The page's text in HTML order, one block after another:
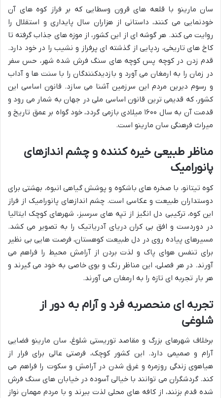
سان مارینو با قلعه های قرون وسطایی که بر فراز کوه های آن
خودنمایی می کنند، داستانی از هزاران سال پایداری و استقلال را
روایت می کند. هر گوشه ای از این کشور، از موزه های جذاب گرفته تا
کاخ های تاریخی، ردپایی از گذشته ای پرفراز و نشیب را در خود دارد.
قدم زدن در کوچه پس کوچه های سنگ فرش شده شهر، حس سفر
در زمان را به ارمغان می آورد و بازدیدکنندگان را با سنت ها و آداب
و رسوم دیرین مردم این سرزمین آشنا می سازد. قانون اساسی این
کشور، که قدیمی ترین قانون اساسی ملی در جهان به شمار می رود و
قدمت آن به سال ۱۶۰۰ میلادی بازمی گردد، خود گواه بر عمق تاریخ و
میراث فرهنگی سان مارینو است.
مناظر طبیعی خیره کننده و چشم اندازهای
پانورامیک
کوه تیتانو، با صخره های باشکوه و پوشش گیاهی انبوه، بهشتی برای
دوستداران طبیعت و عکاسی است. چشم اندازهای پانورامیک از فراز
این کوه، ترکیبی دل انگیز از تپه های سرسبز، شهرهای کوچک ایتالیا
در دوردست و افق بی کران دریای آدریاتیک را به تصویر می کشد.
مسیرهای پیاده روی در دل طبیعت کوهستان، فرصت هایی بی نظیر
برای تنفس هوای پاک و لذت بردن از آرامش محیط را فراهم می
آورند. در هر فصلی، این مناظر رنگ و بوی خاصی به خود می گیرند و
هر بار تجربه ای تازه را به ارمغان می آورند.
تجربه ای منحصربه فرد و آرام به دور از
شلوغی
برخلاف شهرهای بزرگ و مقاصد توریستی شلوغ، سان مارینو فضایی
آرام و صمیمی دارد. این کشور کوچک، فرصتی عالی برای فرار از
هیاهوی زندگی روزمره و غرق شدن در آرامش و سکوت را فراهم می
کند. گردشگران می توانند با خیالی آسوده در خیابان های سنگ فرش
شده قدم بزنند، از کافه های محلی لذت ببرند و با مردم مهمان نواز